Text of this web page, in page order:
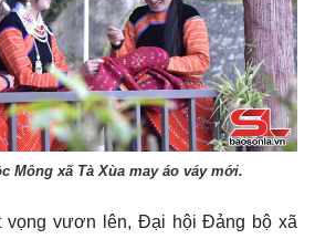
Mông xã Tà Xùa may áo váy mới.
vọng vươn lên, Đại hội Đảng bộ xã